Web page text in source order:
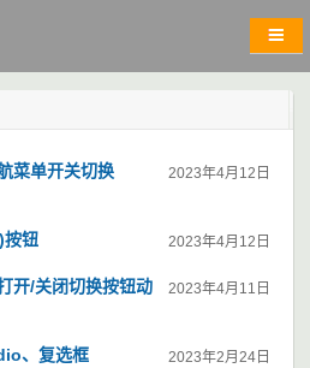
2023年4月12日
菜单开关切换
2023年4月12日
按钮
2023年4月11日
开/关闭切换按钮动
2023年2月24日
、复选框